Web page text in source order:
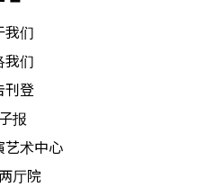
我们
我们
刊登
报
艺术中心
厅院